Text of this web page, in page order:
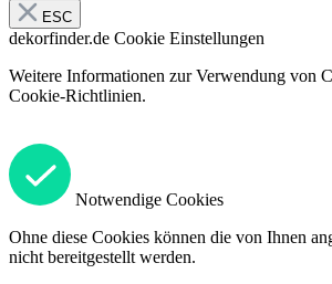
ESC
dekorfinder.de Cookie Einstellungen
Weitere Informationen zur Verwendung von
Cookie-Richtlinien.
Notwendige Cookies
Ohne diese Cookies können die von Ihnen
nicht bereitgestellt werden.